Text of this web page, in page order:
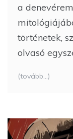
a
történetek,
olvasó
(tovább…)